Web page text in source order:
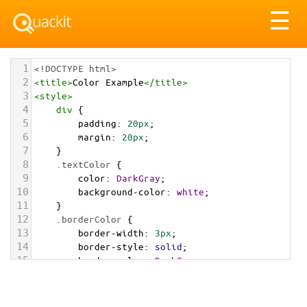
☰
1 <!DOCTYPE html>
2 <title>Color Example</title>
3 <style>
4 div {
5 padding: 20px;
6 margin: 20px;
7 }
8 .textColor {
9 color: DarkGray;
10 background-color: white;
11 }
12 .borderColor {
13 border-width: 3px;
14 border-style: solid;
15 border-color: DarkGray;